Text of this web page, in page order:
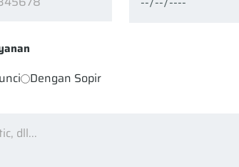
Dengan Sopir